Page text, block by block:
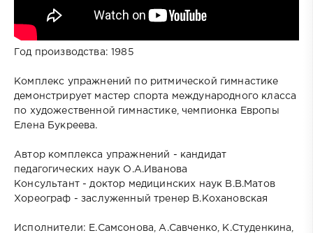
Год производства: 1985
Комплекс упражнений по ритмической гимнастике
демонстрирует мастер спорта международного класса
по художественной гимнастике, чемпионка Европы
Елена Букреева.
Автор комплекса упражнений - кандидат
педагогических наук О.А.Иванова
Консультант - доктор медицинских наук В.В.Матов
Хореограф - заслуженный тренер В.Кохановская
Исполнители: Е.Самсонова, А.Савченко, К.Студенкина,